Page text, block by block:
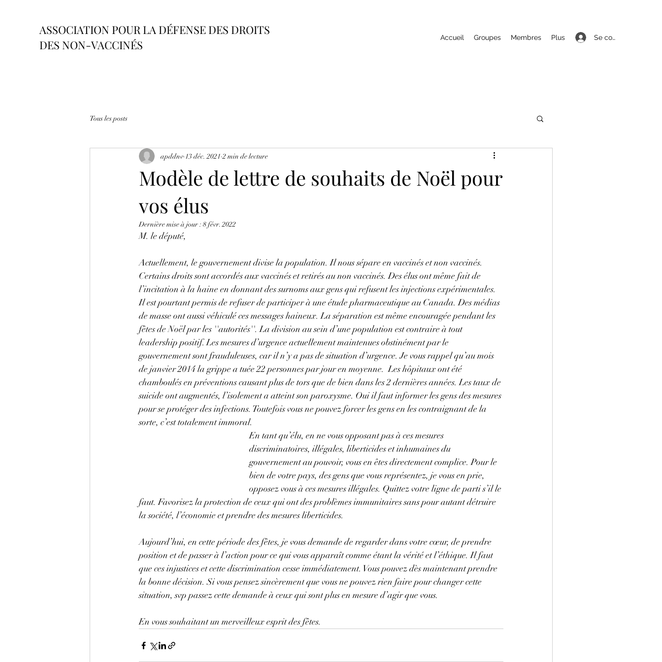
ASSOCIATION POUR LA DÉFENSE DES DROITS
DES NON-VACCINÉS
Accueil Groupes Membres Plus Se connecter
Tous les posts
Modèle de lettre de souhaits de Noël pour
vos élus
apddnv 13 déc. 2021 2 min de lecture
Dernière mise à jour : 8 févr. 2022
M. le député,
Actuellement, le gouvernement divise la population. Il nous sépare en vaccinés et non vaccinés.
Certains droits sont accordés aux vaccinés et retirés au non vaccinés. Des élus ont même fait de
l’incitation à la haine en donnant des surnoms aux gens qui refusent les injections expérimentales.
Il est pourtant permis de refuser de participer à une étude pharmaceutique au Canada. Des médias
de masse ont aussi véhiculé ces messages haineux. La séparation est même encouragée pendant les
fêtes de Noël par les ''autorités''. La division au sein d’une population est contraire à tout
leadership positif. Les mesures d’urgence actuellement maintenues obstinément par le
gouvernement sont frauduleuses, car il n’y a pas de situation d’urgence. Je vous rappel qu’au mois
de janvier 2014 la grippe a tuée 22 personnes par jour en moyenne.  Les hôpitaux ont été
chamboulés en préventions causant plus de tors que de bien dans les 2 dernières années. Les taux de
suicide ont augmentés, l’isolement a atteint son paroxysme. Oui il faut informer les gens des mesures
pour se protéger des infections. Toutefois vous ne pouvez forcer les gens en les contraignant de la
sorte, c’est totalement immoral.
En tant qu’élu, en ne vous opposant pas à ces mesures
discriminatoires, illégales, liberticides et inhumaines du
gouvernement au pouvoir, vous en êtes directement complice. Pour le
bien de votre pays, des gens que vous représentez, je vous en prie,
opposez vous à ces mesures illégales. Quittez votre ligne de parti s’il le
faut. Favorisez la protection de ceux qui ont des problèmes immunitaires sans pour autant détruire
la société, l’économie et prendre des mesures liberticides.
Aujourd’hui, en cette période des fêtes, je vous demande de regarder dans votre cœur, de prendre
position et de passer à l’action pour ce qui vous apparaît comme étant la vérité et l’éthique. Il faut
que ces injustices et cette discrimination cesse immédiatement. Vous pouvez dès maintenant prendre
la bonne décision. Si vous pensez sincèrement que vous ne pouvez rien faire pour changer cette
situation, svp passez cette demande à ceux qui sont plus en mesure d’agir que vous.
En vous souhaitant un merveilleux esprit des fêtes.